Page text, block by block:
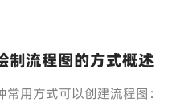
制流程图的方式概述
常用方式可以创建流程图：